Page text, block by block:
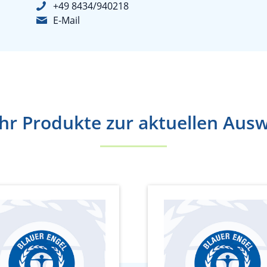
+49 8434/940218
E-Mail
Produkte zur aktuellen